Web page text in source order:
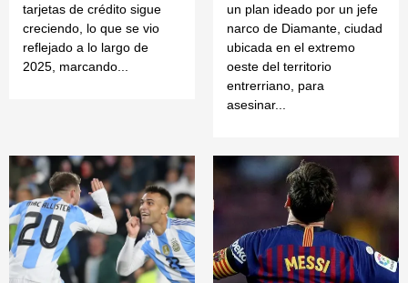
tarjetas de crédito sigue
creciendo, lo que se vio
reflejado a lo largo de
2025, marcando...
un plan ideado por un jefe
narco de Diamante, ciudad
ubicada en el extremo
oeste del territorio
entrerriano, para
asesinar...